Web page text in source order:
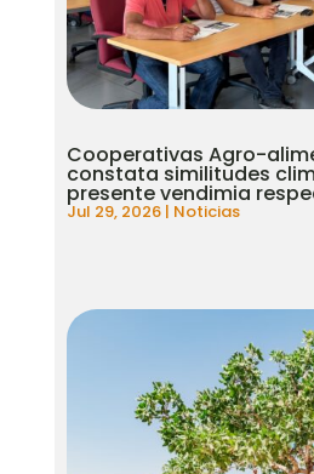
Cooperativas Agro-
constata similitudes
presente vendimia
Jul 29, 2026| Noticias